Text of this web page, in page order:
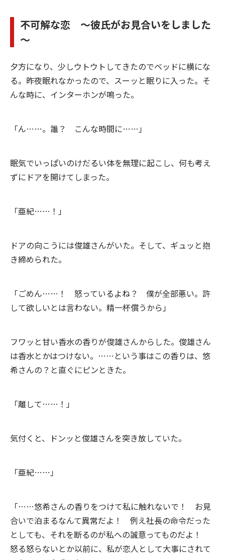
不可解な恋 ～彼氏がお見合いをしました
～
夕方になり、少しウトウトしてきたのでベッドに横にな
る。昨夜眠れなかったので、スーッと眠りに入った。そ
んな時に、インターホンが鳴った。
「ん……。誰？ こんな時間に……」
眠気でいっぱいのけだるい体を無理に起こし、何も考え
ずにドアを開けてしまった。
「亜紀……！」
ドアの向こうには俊雄さんがいた。そして、ギュッと抱
き締められた。
「ごめん……！ 怒っているよね？ 僕が全部悪い。許
して欲しいとは言わない。精一杯償うから」
フワッと甘い香水の香りが俊雄さんからした。俊雄さん
は香水とかはつけない。……という事はこの香りは、悠
希さんの？と直ぐにピンときた。
「離して……！」
気付くと、ドンッと俊雄さんを突き放していた。
「亜紀……」
「……悠希さんの香りをつけて私に触れないで！ お見
合いで泊まるなんて異常だよ！ 例え社長の命令だった
としても、それを断るのが私への誠意ってものだよ！
怒る怒らないとか以前に、私が恋人として大事にされて